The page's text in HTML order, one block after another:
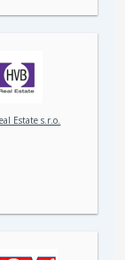
Estate s.r.o.